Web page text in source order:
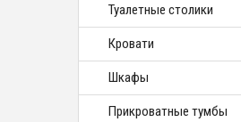
Туалетные столики
Кровати
Шкафы
Прикроватные тумбы